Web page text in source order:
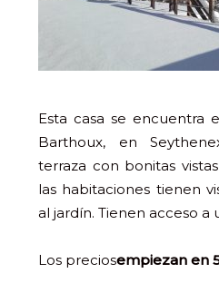
Esta casa se encuentra
Barthoux, en
terraza con bonitas
las habitaciones tienen
al jardín. Tienen acceso
Los preciosempiezan en